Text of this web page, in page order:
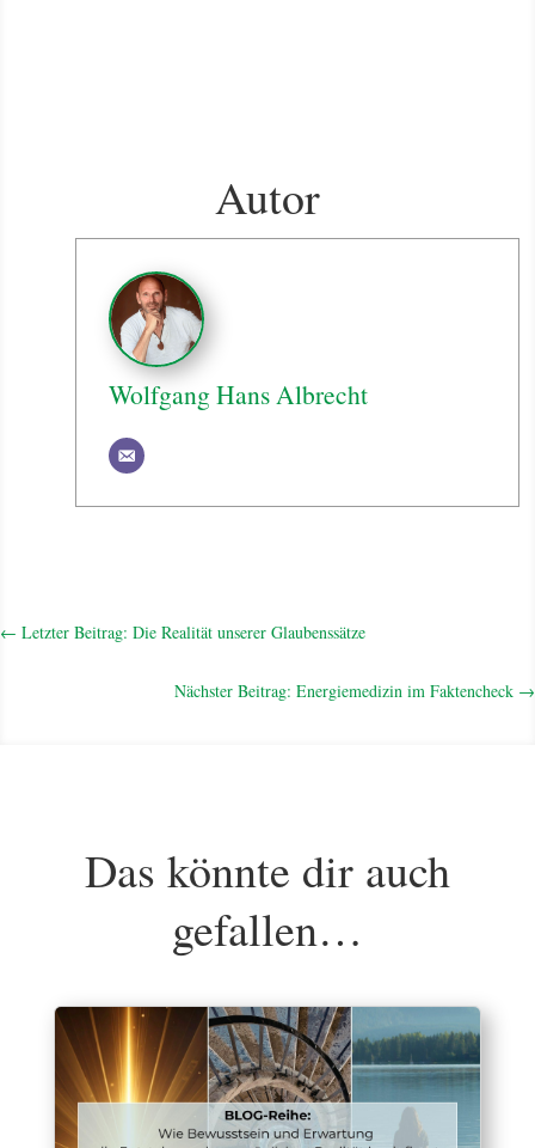
Autor
Wolfgang Hans Albrecht
← Letzter Beitrag: Die Realität unserer Glaubenssätze
Nächster Beitrag: Energiemedizin im Faktencheck →
Das könnte dir auch
gefallen…